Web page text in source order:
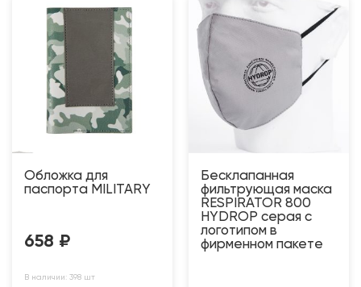
Обложка для
паспорта MILITARY
658 ₽
В наличии: 398 шт
Бесклапанная
фильтрующая маска
RESPIRATOR 800
HYDROP серая с
логотипом в
фирменном пакете